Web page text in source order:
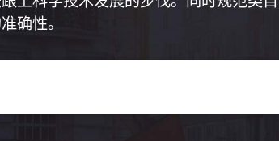
确性。